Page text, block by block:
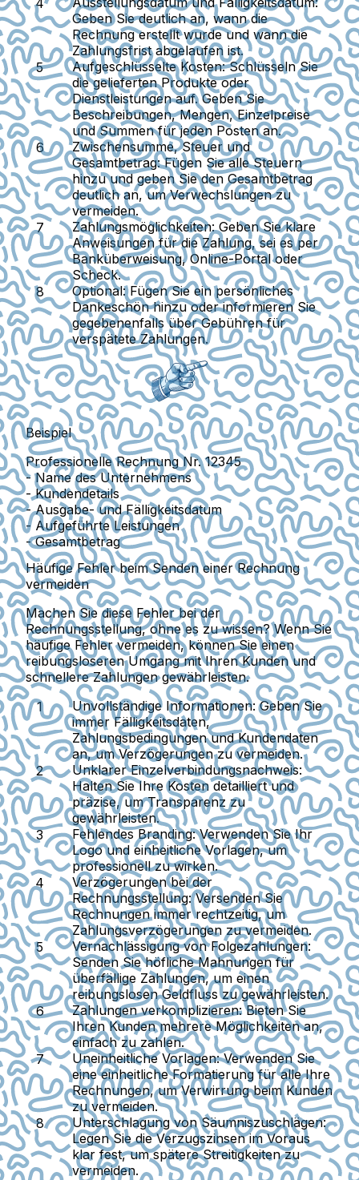
Geben Sie deutlich an, wann die
Rechnung erstellt wurde und wann die
Zahlungsfrist abgelaufen ist.
Aufgeschlüsselte Kosten: Schlüsseln Sie
die gelieferten Produkte oder
Dienstleistungen auf. Geben Sie
Beschreibungen, Mengen, Einzelpreise
und Summen für jeden Posten an.
Zwischensumme, Steuer und
Gesamtbetrag: Fügen Sie alle Steuern
hinzu und geben Sie den Gesamtbetrag
deutlich an, um Verwechslungen zu
vermeiden.
Zahlungsmöglichkeiten: Geben Sie klare
Anweisungen für die Zahlung, sei es per
Banküberweisung, Online-Portal oder
Scheck.
Optional: Fügen Sie ein persönliches
Dankeschön hinzu oder informieren Sie
gegebenenfalls über Gebühren für
verspätete Zahlungen.
Beispiel
Professionelle Rechnung Nr. 12345
- Name des Unternehmens
- Kundendetails
- Ausgabe- und Fälligkeitsdatum
- Aufgeführte Leistungen
- Gesamtbetrag
Häufige Fehler beim Senden einer Rechnung
vermeiden
Machen Sie diese Fehler bei der
Rechnungsstellung, ohne es zu wissen? Wenn Sie
häufige Fehler vermeiden, können Sie einen
reibungsloseren Umgang mit Ihren Kunden und
schnellere Zahlungen gewährleisten.
Unvollständige Informationen: Geben Sie
immer Fälligkeitsdaten,
Zahlungsbedingungen und Kundendaten
an, um Verzögerungen zu vermeiden.
Unklarer Einzelverbindungsnachweis:
Halten Sie Ihre Kosten detailliert und
präzise, um Transparenz zu
gewährleisten.
Fehlendes Branding: Verwenden Sie Ihr
Logo und einheitliche Vorlagen, um
professionell zu wirken.
Verzögerungen bei der
Rechnungsstellung: Versenden Sie
Rechnungen immer rechtzeitig, um
Zahlungsverzögerungen zu vermeiden.
Vernachlässigung von Folgezahlungen:
Senden Sie höfliche Mahnungen für
überfällige Zahlungen, um einen
reibungslosen Geldfluss zu gewährleisten.
Zahlungen verkomplizieren: Bieten Sie
Ihren Kunden mehrere Möglichkeiten an,
einfach zu zahlen.
Uneinheitliche Vorlagen: Verwenden Sie
eine einheitliche Formatierung für alle Ihre
Rechnungen, um Verwirrung beim Kunden
zu vermeiden.
Unterschlagung von Säumniszuschlägen:
Legen Sie die Verzugszinsen im Voraus
klar fest, um spätere Streitigkeiten zu
vermeiden.